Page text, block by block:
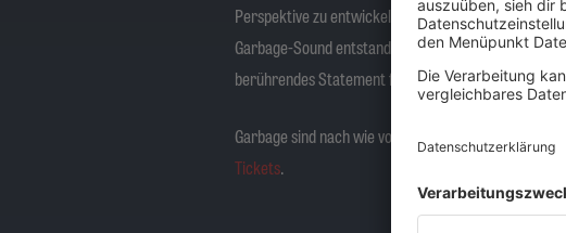
Perspektive zu entwickeln. Aus dem Bewusstsein
Garbage-Sound entstanden: emotionaler, von
berührendes Statement für Menschlichkeit, die
Garbage sind nach wie vor eine der stärksten
Tickets.